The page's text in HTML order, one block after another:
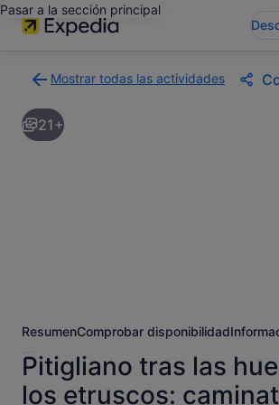
Pasar a la sección principal
Mostrar todas las actividades
a
la
página
21+
ResumenComprobar disponibilidad
Pitigliano tras las
los etruscos: